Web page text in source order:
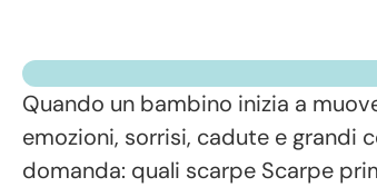
Quando un bambino inizia a
emozioni, sorrisi, cadute e grandi
domanda: quali scarpe Scarpe